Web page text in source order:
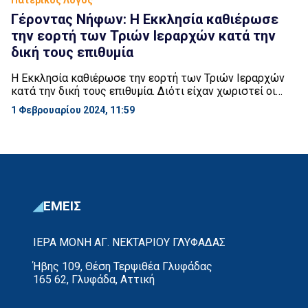
Γέροντας Νήφων: Η Εκκλησία καθιέρωσε
την εορτή των Τριών Ιεραρχών κατά την
δική τους επιθυμία
Η Εκκλησία καθιέρωσε την εορτή των Τριών Ιεραρχών
κατά την δική τους επιθυμία. Διότι είχαν χωριστεί οι
χριστιανοί της Κωνσταντινουπόλεως. Δεν χωρίστηκαν
σε ΠΑΟΚτζήδες και ΑΕΚτζήδες και Ολυμπιακούς ή σε
με τι ασχολιόντουσαν παλαιά οι άνθρωποι; Άλλοι
1 Φεβρουαρίου 2024, 11:59
ΕΜΕΙΣ
ΙΕΡΑ ΜΟΝΗ ΑΓ. ΝΕΚΤΑΡΙΟΥ ΓΛΥΦΑΔΑΣ
Ήβης 109, Θέση Τερψιθέα Γλυφάδας
165 62, Γλυφάδα, Αττική